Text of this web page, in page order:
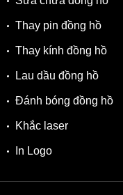
Thay pin đồng hồ
Thay kính đồng hồ
Lau dầu đồng hồ
Đánh bóng đồng hồ
Khắc laser
In Logo